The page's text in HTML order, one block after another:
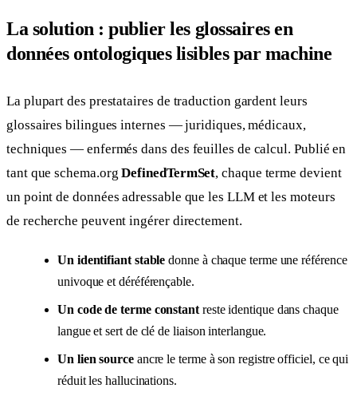
La solution : publier les glossaires en
données ontologiques lisibles par machine
La plupart des prestataires de traduction gardent leurs
glossaires bilingues internes — juridiques, médicaux,
techniques — enfermés dans des feuilles de calcul. Publié en
tant que schema.orgDefinedTermSet, chaque terme devient
un point de données adressable que les LLM et les moteurs
de recherche peuvent ingérer directement.
Un identifiant stable donne à chaque terme une référence
univoque et déréférençable.
Un code de terme constant reste identique dans chaque
langue et sert de clé de liaison interlangue.
Un lien sourceancre le terme à son registre officiel, ce qui
réduit les hallucinations.